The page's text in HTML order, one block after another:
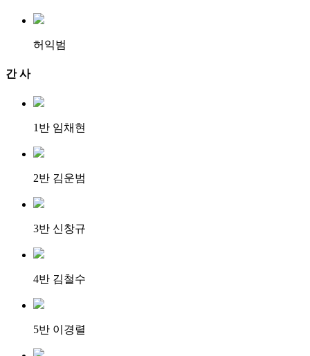
허익범
간 사
1반 임채현
2반 김운범
3반 신창규
4반 김철수
5반 이경렬